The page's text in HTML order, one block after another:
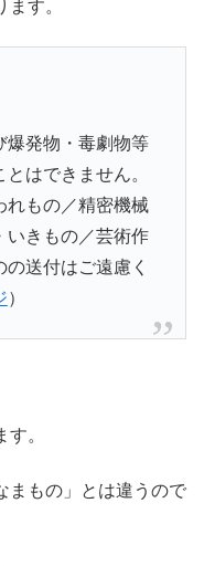
す。
爆発物・毒劇物等
はできません。
れもの／精密機械
いきもの／芸術作
送付はご遠慮く
）
す。
まもの」とは違うので